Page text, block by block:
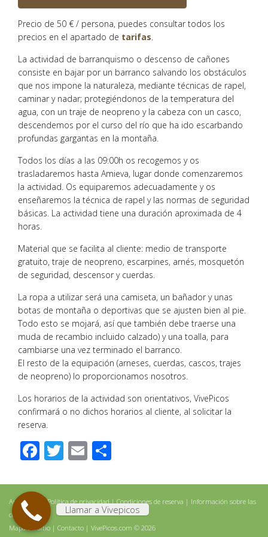
Precio de 50 € / persona, puedes consultar todos los
precios en el apartado de tarifas.
La actividad de barranquismo o descenso de cañones
consiste en bajar por un barranco salvando los obstáculos
que nos impone la naturaleza, mediante técnicas de rapel,
caminar y nadar; protegiéndonos de la temperatura del
agua, con un traje de neopreno y la cabeza con un casco,
descendemos por el curso del río que ha ido escarbando
profundas gargantas en la montaña.
Todos los días a las 09:00h os recogemos y os
trasladaremos hasta Amieva, lugar donde comenzaremos
la actividad. Os equiparemos adecuadamente y os
enseñaremos la técnica de rapel y las normas de seguridad
básicas. La actividad tiene una duración aproximada de 4
horas.
Material que se facilita al cliente: medio de transporte
gratuito, traje de neopreno, escarpines, arnés, mosquetón
de seguridad, descensor y cuerdas.
La ropa a utilizar será una camiseta, un bañador y unas
botas de montaña o deportivas que se ajusten bien al pie.
Todo esto se mojará, así que también debe traerse una
muda de recambio incluido calzado) y una toalla, para
cambiarse una vez terminado el barranco.
El resto de la equipación (arneses, cuerdas, cascos, trajes
de neopreno) lo proporcionamos nosotros.
Los horarios de la actividad son orientativos, VivePicos
confirmará o no dichos horarios al cliente, al solicitar la
reserva.
Facebook
Twitter
Email
Aviso legal |Política de privacidad|Condiciones de reserva | Información sobre las
cookies
Mapa del sitio | Contacto | VivePicos.com © 2026
Llamar a Vivepicos